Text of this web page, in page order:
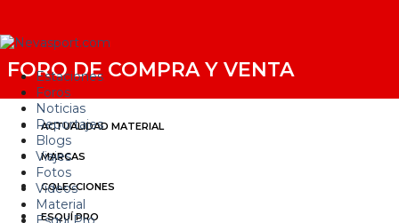
Estaciones
Foros
Noticias
Reportajes
Blogs
Viajes
Fotos
Videos
Material
FORO DE COMPRA Y VENTA
ACTUALIDAD MATERIAL
MARCAS
COLECCIONES
ESQUÍ PRO